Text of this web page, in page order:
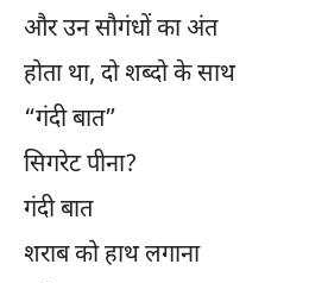
और उन सौगंधों का अंत
होता था, दो शब्दो के साथ
“गंदी बात”
सिगरेट पीना?
गंदी बात
शराब को हाथ लगाना